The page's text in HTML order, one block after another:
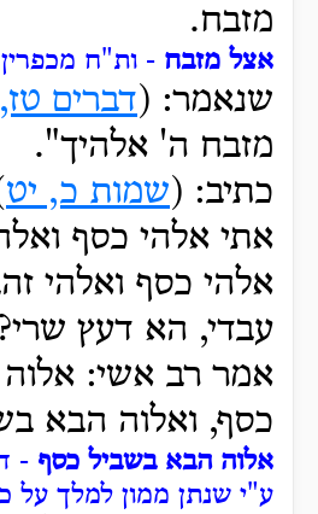
מזבח.
אצל מזבח - ות"ח מכפרין
שנאמר: (דברים
מזבח ה' אלהיך".
כתיב: (שמות כ, יט
אתי אלהי כסף
אלהי כסף ואלהי
עבדי, הא דעץ
אמר רב אשי:
כסף, ואלוה הבא
אלוה הבא בשביל כסף -
ע"י שנתן ממון למלך על